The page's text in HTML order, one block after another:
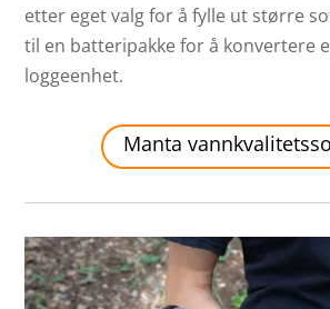
etter eget valg for å fylle ut større
til en batteripakke for å konvertere
loggeenhet.
Manta